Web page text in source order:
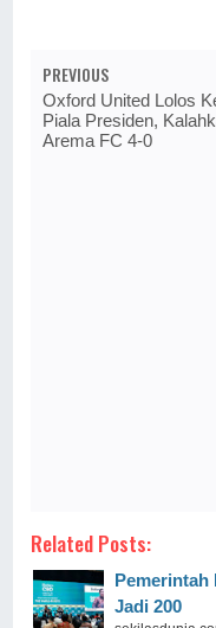
PREVIOUS
Oxford United Lolos
Piala Presiden,
Arema FC 4-0
Related Posts:
Pemerintah
Jadi 200